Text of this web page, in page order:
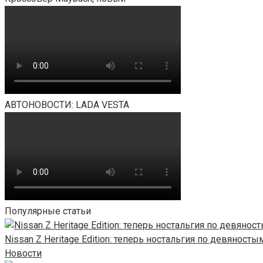
АВТОНОВОСТИ: LADA VESTA
Популярные статьи
Nissan Z Heritage Edition: теперь ностальгия по
Новости